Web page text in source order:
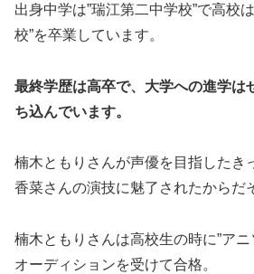
出身中学は”瑞江第二中学校”で高校
校”を卒業しています。
最終学歴は高卒で、大学への進学は
ち込んでいます。
楠木ともりさんが声優を目指したき
香菜さんの演技に魅了されたからだ
楠木ともりさんは高校生の時に”アニ
オーディションを受けて合格。